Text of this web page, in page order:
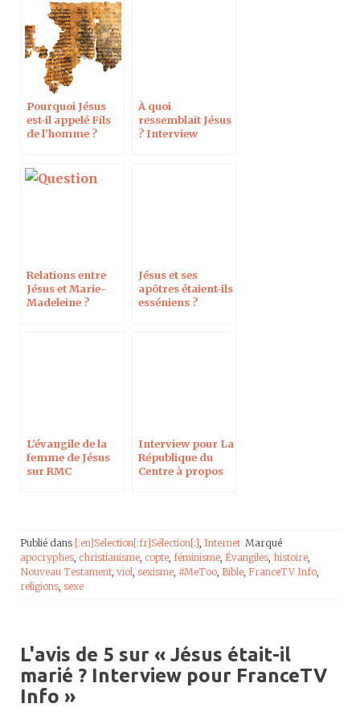
Pourquoi Jésus
est-il appelé Fils
de l’homme ?
À quoi
ressemblait Jésus
? Interview
Relations entre
Jésus et Marie-
Madeleine ?
Jésus et ses
apôtres étaient-ils
esséniens ?
L’évangile de la
femme de Jésus
sur RMC
Interview pour La
République du
Centre à propos
Publié dans [:en]Selection[:fr]Sélection[:], Internet Marqué
apocryphes, christianisme, copte, féminisme, Évangiles, histoire,
Nouveau Testament, viol, sexisme, #MeToo, Bible, FranceTV Info,
religions, sexe
L'avis de 5 sur « Jésus était-il
marié ? Interview pour FranceTV
Info »